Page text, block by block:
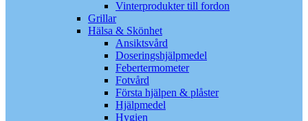
Vinterprodukter till fordon
Grillar
Hälsa & Skönhet
Ansiktsvård
Doseringshjälpmedel
Febertermometer
Fotvård
Första hjälpen & plåster
Hjälpmedel
Hygien